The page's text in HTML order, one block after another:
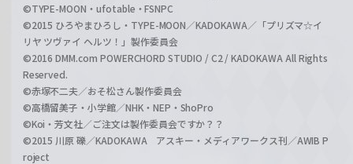
©TYPE-MOON・ufotable・FSNPC
©2015 ひろやまひろし・TYPE-MOON／KADOKAWA／「プリズマ☆イ
リヤ ツヴァイ ヘルツ！」製作委員会
©2016 DMM.com POWERCHORD STUDIO / C2 / KADOKAWA All Rights
Reserved.
©赤塚不二夫／おそ松さん製作委員会
©高橋留美子・小学館／NHK・NEP・ShoPro
©Koi・芳文社／ご注文は製作委員会ですか？？
©2015 川原 礫／KADOKAWA アスキー・メディアワークス刊／AWIB P
roject